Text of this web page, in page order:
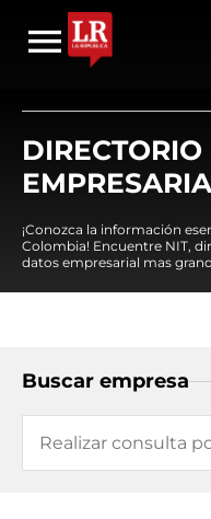
¡Conozca la información
Colombia! Encuentre NIT,
datos empresarial mas
Buscar empresa